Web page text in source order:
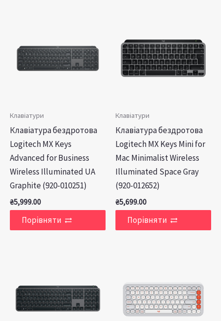
Клавіатури
Клавіатура бездротова
Logitech MX Keys
Advanced for Business
Wireless Illuminated UA
Graphite (920-010251)
₴5,999.00
Порівняти
Клавіатури
Клавіатура бездротова
Logitech MX Keys Mini for
Mac Minimalist Wireless
Illuminated Space Gray
(920-012652)
₴5,699.00
Порівняти